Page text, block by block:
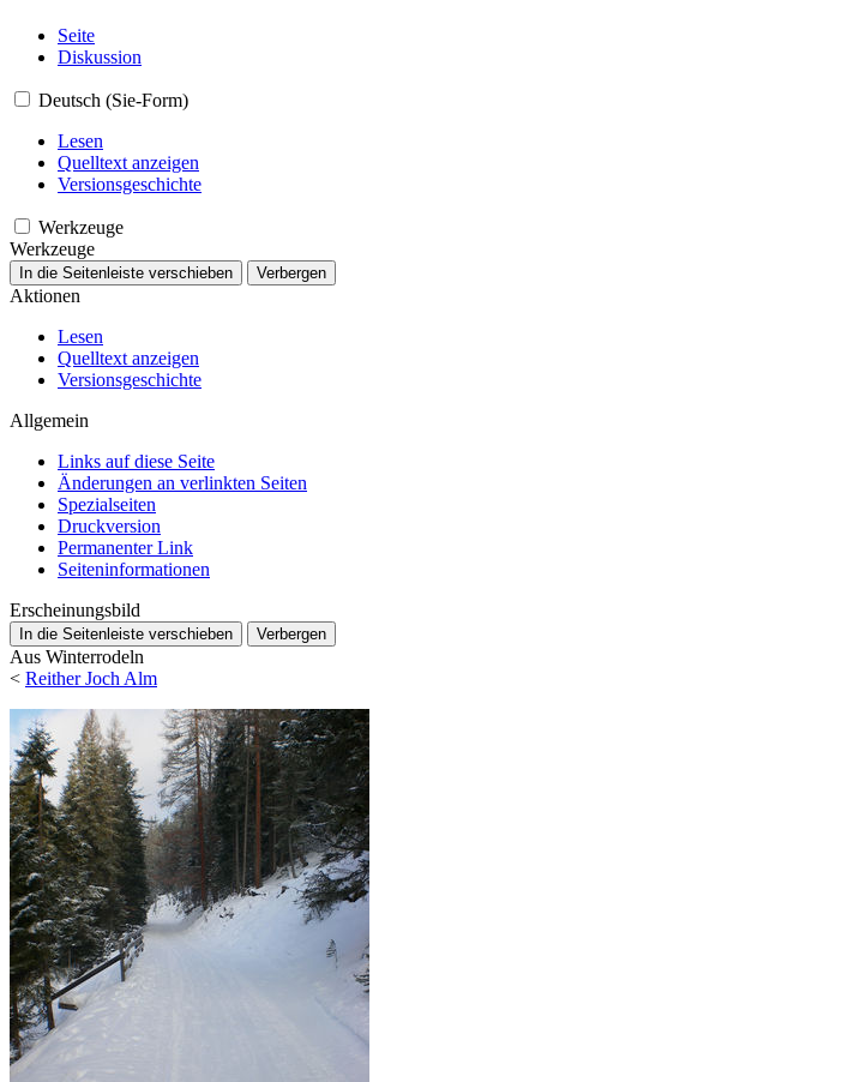
Seite
Diskussion
Deutsch (Sie-Form)
Lesen
Quelltext anzeigen
Versionsgeschichte
Werkzeuge
Werkzeuge
In die Seitenleiste verschieben Verbergen
Aktionen
Lesen
Quelltext anzeigen
Versionsgeschichte
Allgemein
Links auf diese Seite
Änderungen an verlinkten Seiten
Spezialseiten
Druckversion
Permanenter Link
Seiten­­informationen
Erscheinungsbild
In die Seitenleiste verschieben Verbergen
Aus Winterrodeln
< Reither Joch Alm